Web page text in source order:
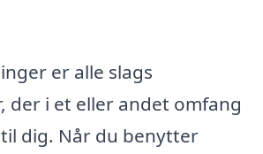
er alle slags
der i et eller andet omfang
dig. Når du benytter